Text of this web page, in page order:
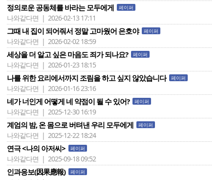
정의로운 공동체를 바라는 모두에게 페이퍼
나와같다면 | 2026-02-13 17:11
그때 내 집이 되어줘서 정말 고마웠어 은호야 페이퍼
나와같다면 | 2026-02-02 18:59
세상을 더 알고 싶은 마음도 죄가 되나요? 페이퍼
나와같다면 | 2026-01-23 18:15
나를 위한 요리에서까지 조림을 하고 싶지 않았습니다 페이퍼
나와같다면 | 2026-01-16 23:16
네가 너인게 어떻게 네 약점이 될 수 있어? 페이퍼
나와같다면 | 2025-12-30 16:19
계엄의 밤, 온 몸으로 버텨낸 우리 모두에게 페이퍼
나와같다면 | 2025-12-22 18:24
연극 <나의 아저씨> 페이퍼
나와같다면 | 2025-09-18 09:52
인과응보(因果應報) 페이퍼